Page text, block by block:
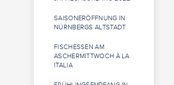
SAISONERÖFFNUNG IN
NÜRNBERGS ALTSTADT
FISCHESSEN AM
ASCHERMITTWOCH À LA
ITALIA